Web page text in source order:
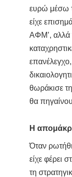
ευρώ μέσω
είχε
ΑΦΜ’, αλλά
θωράκισε
θα
Η
Όταν
είχε φέρει
τη